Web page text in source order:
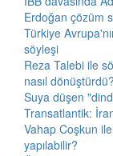
Erdoğan çözüm
Türkiye
söyleşi
Reza Talebi ile
nasıl dönüştürdü?
Suya düşen
Transatlantik:
Vahap Coşkun
yapılabilir?